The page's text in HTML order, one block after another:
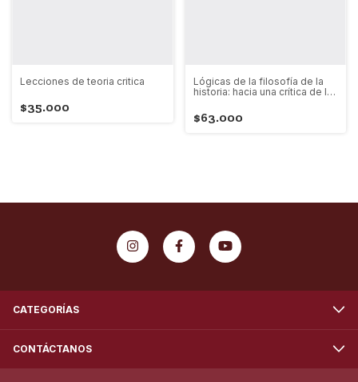
Lecciones de teoria critica
$35.000
Lógicas de la filosofía de la
historia: hacia una crítica de la
$63.000
CATEGORÍAS
CONTÁCTANOS